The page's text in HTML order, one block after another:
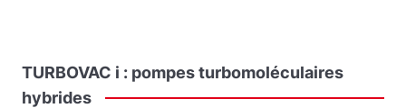
TURBOVAC i : pompesturbomoléculaires
hybrides